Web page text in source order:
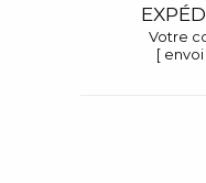
Votre
[